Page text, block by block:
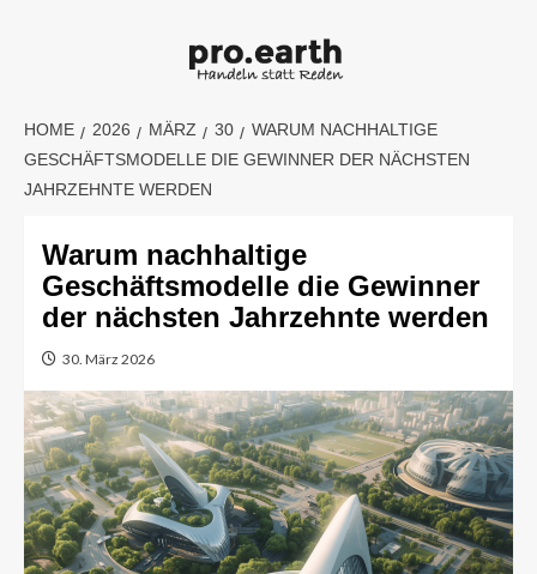
HOME 2026 MÄRZ 30
WARUM NACHHALTIGE
GESCHÄFTSMODELLE DIE GEWINNER DER NÄCHSTEN
JAHRZEHNTE WERDEN
Warum nachhaltige
Geschäftsmodelle die Gewinner
der nächsten Jahrzehnte werden
30. März 2026